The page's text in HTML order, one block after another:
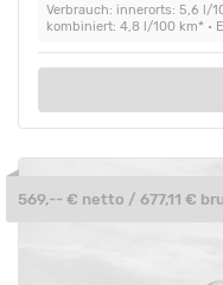
Verbrauch: innerorts: 5,6 l/
kombiniert: 4,8 l/100 km* •
569,-- € netto / 677,11 €